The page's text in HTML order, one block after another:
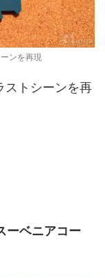
ンを再現
ストシーンを再
ーベニアコー